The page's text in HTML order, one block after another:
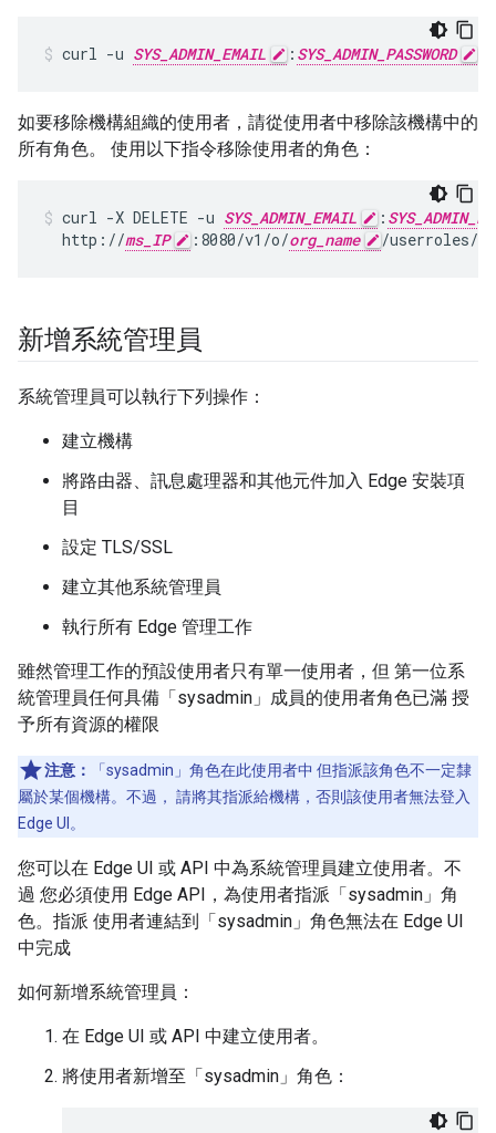
curl -u SYS_ADMIN_EMAIL : SYS_ADMIN_PASSWORD
如要移除機構組織的使用者，請從使用者中移除該機構中的
所有角色。 使用以下指令移除使用者的角色：
curl -X DELETE -u SYS_ADMIN_EMAIL :
  http://
ms_IP :8080/v1/o/org_name /userroles/
新增系統管理員
系統管理員可以執行下列操作：
建立機構
將路由器、訊息處理器和其他元件加入 Edge 安裝項
目
設定 TLS/SSL
建立其他系統管理員
執行所有 Edge 管理工作
雖然管理工作的預設使用者只有單一使用者，但 第一位系
統管理員任何具備「sysadmin」成員的使用者角色已滿 授
予所有資源的權限
注意：
「sysadmin」角色在此使用者中 但指派該角色不一定隸
屬於某個機構。不過， 請將其指派給機構，否則該使用者無法登入
Edge UI。
您可以在 Edge UI 或 API 中為系統管理員建立使用者。不
過 您必須使用 Edge API，為使用者指派「sysadmin」角
色。指派 使用者連結到「sysadmin」角色無法在 Edge UI
中完成
如何新增系統管理員：
在 Edge UI 或 API 中建立使用者。
將使用者新增至「sysadmin」角色：